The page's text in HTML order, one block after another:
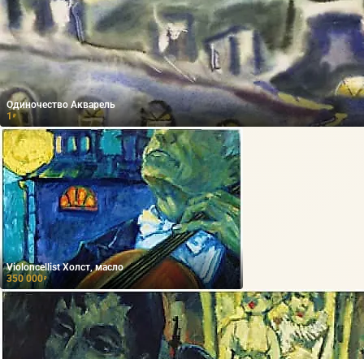
Одиночество Акварель
1 ₽
Violoncellist Холст, масло
350 000₽